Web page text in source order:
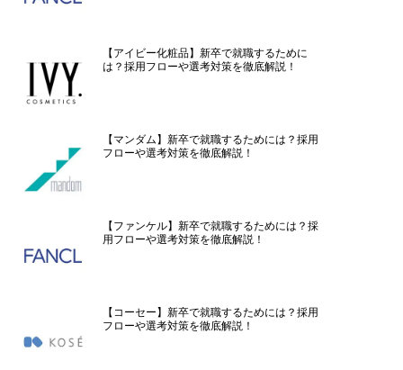
【アイビー化粧品】新卒で就職するために
は？採用フローや選考対策を徹底解説！
【マンダム】新卒で就職するためには？採用
フローや選考対策を徹底解説！
【ファンケル】新卒で就職するためには？採
用フローや選考対策を徹底解説！
【コーセー】新卒で就職するためには？採用
フローや選考対策を徹底解説！